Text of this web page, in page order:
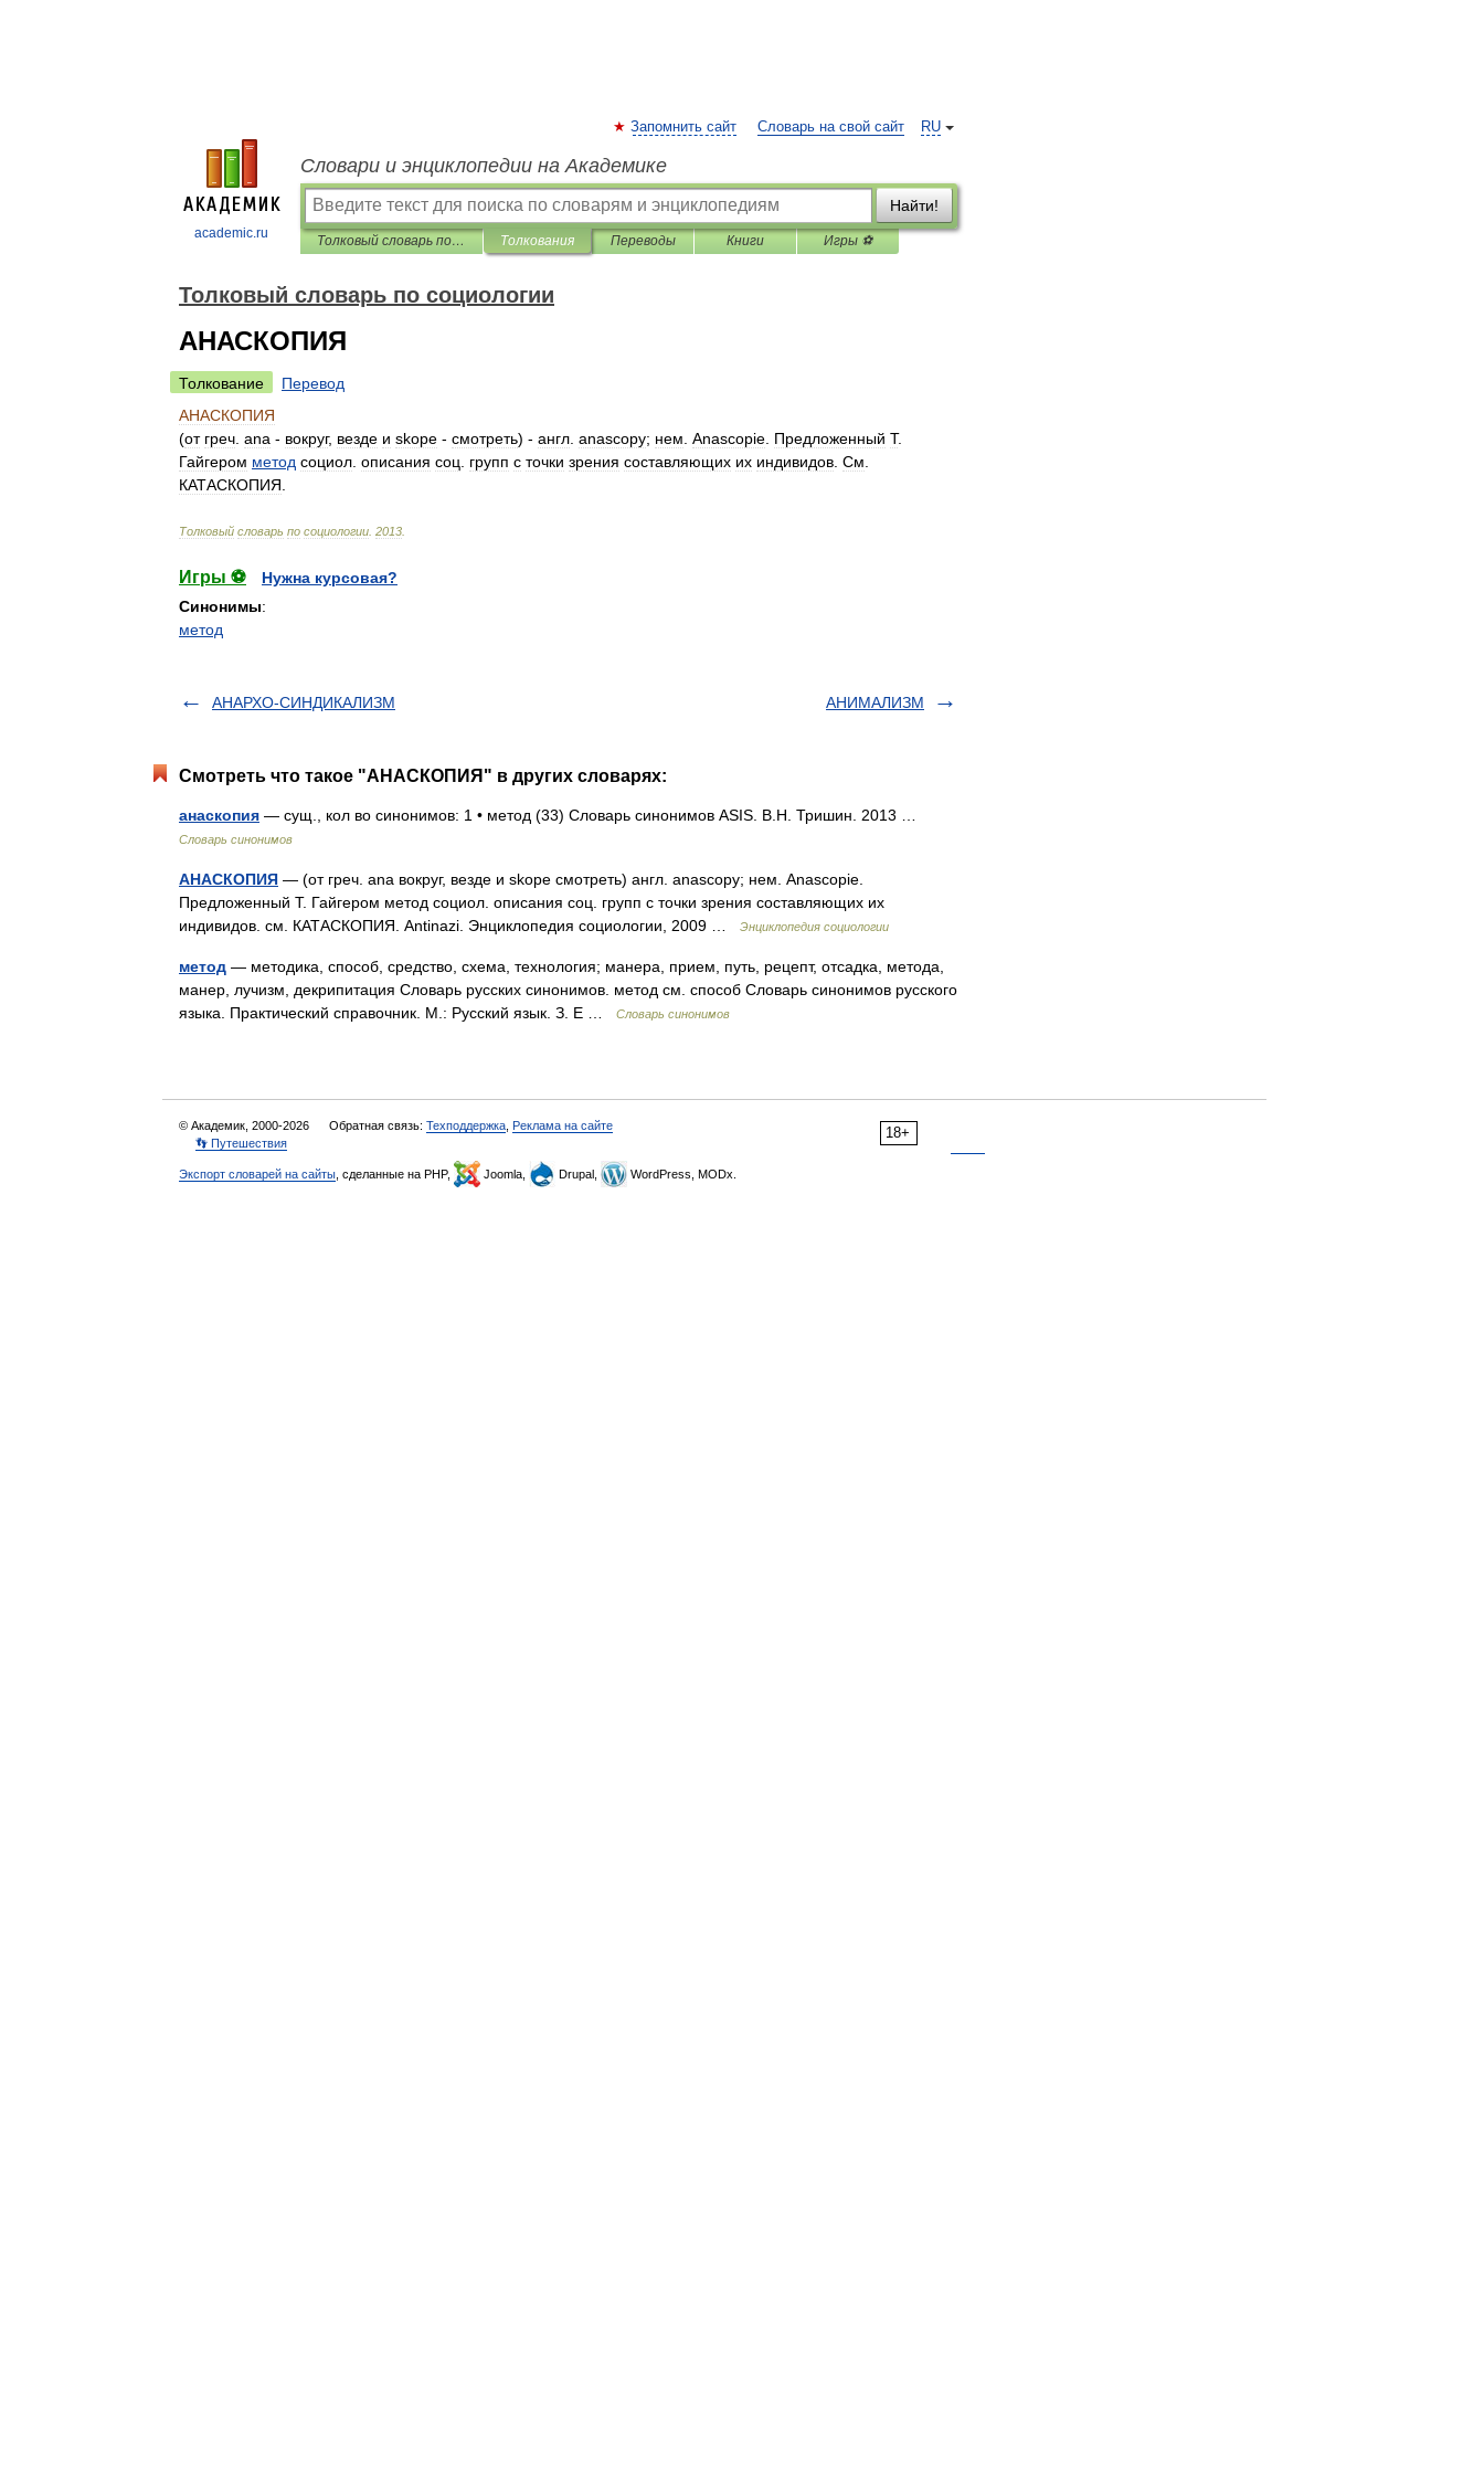
academic.ru
RU
Запомнить сайт Словарь на свой сайт
Словари и энциклопедии на Академике
Найти!
Толковый словарь по социологии Толкования Переводы Книги Игры ⚽
Толковый словарь по социологии
АНАСКОПИЯ
Толкование
Перевод
АНАСКОПИЯ
(от греч ana - вокруг, везде и skope - смотреть) - англ anascopy; нем Anascopie Предложенный Т.
Гайгером метод социол описания соц групп с точки зрения составляющих их индивидов См
КАТАСКОПИЯ
Толковый словарь по социологии 2013
Игры ⚽
Нужна курсовая?
Синонимы:
метод
АНАРХО-СИНДИКАЛИЗМ АНИМАЛИЗМ
Смотреть что такое "АНАСКОПИЯ" в других словарях:
анаскопия — сущ., кол во синонимов: 1 • метод (33) Словарь синонимов ASIS. В.Н. Тришин. 2013 …
Словарь синонимов
АНАСКОПИЯ — (от греч. ana вокруг, везде и skope смотреть) англ. anascopy; нем. Anascopie.
Предложенный Т. Гайгером метод социол. описания соц. групп с точки зрения составляющих их
индивидов. см. КАТАСКОПИЯ. Antinazi. Энциклопедия социологии, 2009 …
Энциклопедия социологии
метод — методика, способ, средство, схема, технология; манера, прием, путь, рецепт, отсадка, метода,
манер, лучизм, декрипитация Словарь русских синонимов. метод см. способ Словарь синонимов русского
языка. Практический справочник. М.: Русский язык. З. Е …
Словарь синонимов
18+
© Академик, 2000-2026 Обратная связь: Техподдержка Реклама на сайте
👣 Путешествия
Экспорт словарей на сайты , сделанные на PHP, Joomla, Drupal, WordPress, MODx.